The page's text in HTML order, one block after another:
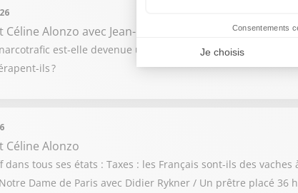
Céline Alonzo avec Jean-Pierre Colombiès
est-elle devenue une mascarade ? La police est-
ils ?
Céline Alonzo
dans tous ses états : Taxes : les Français sont-ils des
Dame de Paris avec Didier Rykner / Un prêtre placé 36